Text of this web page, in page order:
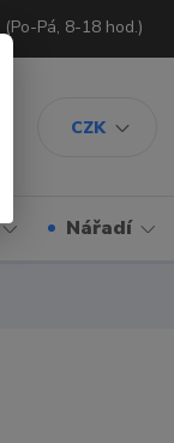
CZK
(Po-Pá, 8-18 hod.)
Nářadí